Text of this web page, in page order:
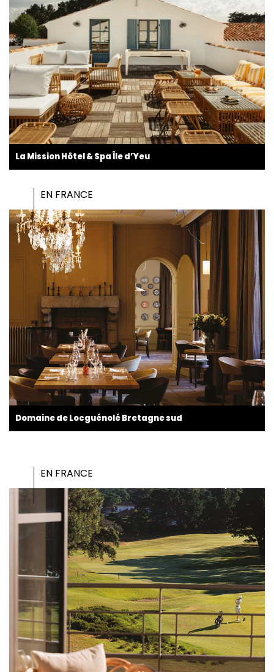
La Mission Hôtel & Spa Île d’Yeu
EN FRANCE
Domaine de Locguénolé Bretagne sud
EN FRANCE